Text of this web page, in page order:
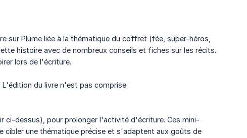
sur Plume liée à la thématique du coffret (fée, super-héros,
histoire avec de nombreux conseils et fiches sur les récits.
lors de l'écriture.
du livre n'est pas comprise.
ci-dessus), pour prolonger l'activité d'écriture. Ces mini-
une thématique précise et s'adaptent aux goûts de